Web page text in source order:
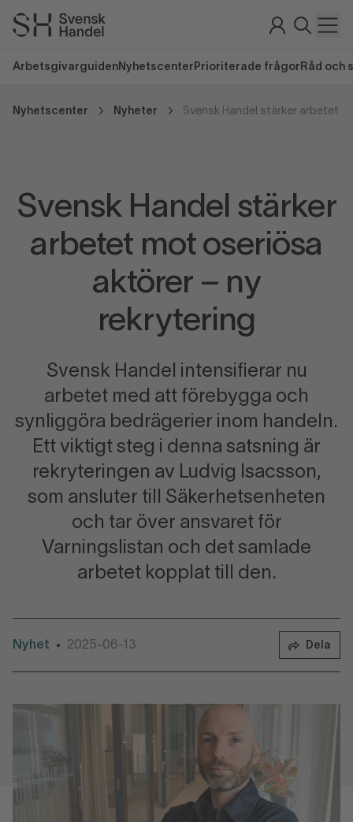
Arbetsgivarguiden Nyhetscenter Prioriterade frågor Råd och
Nyhetscenter Nyheter
Svensk Handel stärker
arbetet mot oseriösa
aktörer – ny
rekrytering
Svensk Handel intensifierar nu
arbetet med att förebygga och
synliggöra bedrägerier inom handeln.
Ett viktigt steg i denna satsning är
rekryteringen av Ludvig Isacsson,
som ansluter till Säkerhetsenheten
och tar över ansvaret för
Varningslistan och det samlade
arbetet kopplat till den.
Nyhet • 2025-06-13 Dela